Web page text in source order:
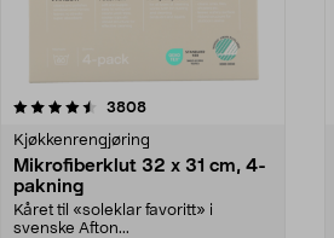
3808anmeldelser
Kjøkkenrengjøring
Mikrofiberklut 32 x 31 cm, 4-
pakning
Kåret til «soleklar favoritt» i
svenske Afton...
4.5av 5 stjerner